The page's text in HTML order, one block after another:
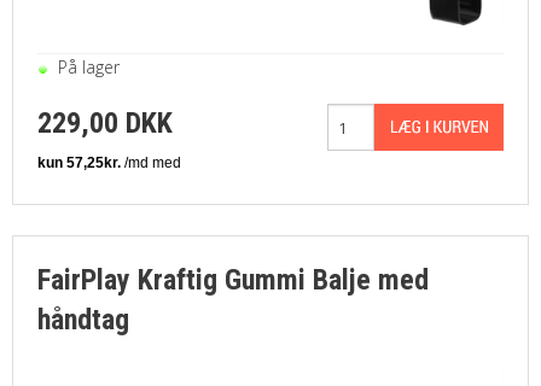
På lager
229,00 DKK
FairPlay Kraftig Gummi Balje med
håndtag